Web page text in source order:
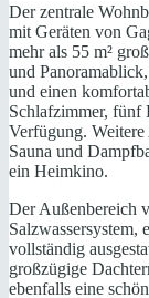
Der zentrale
mit Geräten von
mehr als 55 m²
und
und einen
Schlafzimmer, fünf
Verfügung.
Sauna und
ein Heimkino.
Der Außenbereich
Salzwassersystem,
vollständig
großzügige
ebenfalls eine